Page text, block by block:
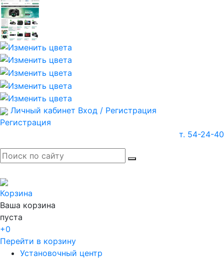
Личный кабинет Вход / Регистрация
Регистрация
т. 54-24-40
Корзина
Ваша корзина
пуста
+0
Перейти в корзину
Установочный центр